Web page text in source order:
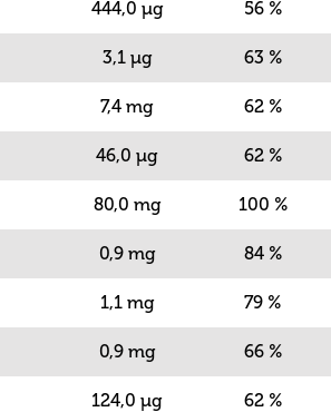
444,0 µg 56 %
3,1 µg 63 %
7,4 mg 62 %
46,0 µg 62 %
80,0 mg 100 %
0,9 mg 84 %
1,1 mg 79 %
0,9 mg 66 %
124,0 µg 62 %